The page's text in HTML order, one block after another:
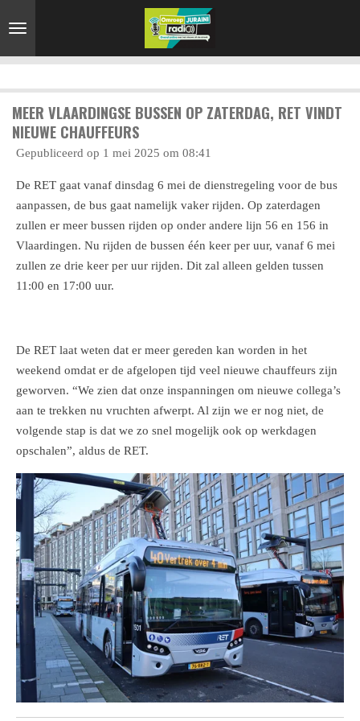
direct
naar
MEER VLAARDINGSE BUSSEN OP ZATERDAG, RET VINDT
NIEUWE CHAUFFEURS
Gepubliceerd op 1 mei 2025 om 08:41
De RET gaat vanaf dinsdag 6 mei de dienstregeling voor de bus
aanpassen, de bus gaat namelijk vaker rijden. Op zaterdagen
zullen er meer bussen rijden op onder andere lijn 56 en 156 in
Vlaardingen. Nu rijden de bussen één keer per uur, vanaf 6 mei
zullen ze drie keer per uur rijden. Dit zal alleen gelden tussen
11:00 en 17:00 uur.
De RET laat weten dat er meer gereden kan worden in het
weekend omdat er de afgelopen tijd veel nieuwe chauffeurs zijn
geworven. “We zien dat onze inspanningen om nieuwe collega’s
aan te trekken nu vruchten afwerpt. Al zijn we er nog niet, de
volgende stap is dat we zo snel mogelijk ook op werkdagen
opschalen”, aldus de RET.